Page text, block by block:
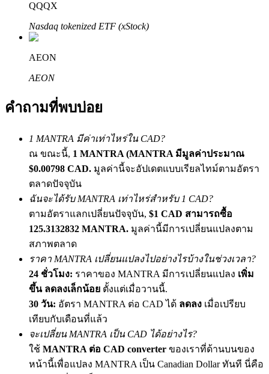
เชิญเพื่อนเพื่อรับรางวัลเงินสด
BTC Welcome Rewards
BTC Welcome Rewards
Deposit & Trade BTC to Share 25000 USDT prize pool!
Deposit CASHCAT & Win
QQQX
Nasdaq tokenized ETF (xStock)
AEON
AEON
คำถามที่พบบ่อย
1 MANTRA มีค่าเท่าไหร่ใน CAD?
ณ ขณะนี้, 1 MANTRA (MANTRA มีมูลค่าประมาณ
$0.00798 CAD. มูลค่านี้จะอัปเดตแบบเรียลไทม์ตามอัตรา
ตลาดปัจจุบัน
ฉันจะได้รับ MANTRA เท่าไหร่สำหรับ 1 CAD?
ตามอัตราแลกเปลี่ยนปัจจุบัน, $1 CAD สามารถซื้อ
125.3132832 MANTRA. มูลค่านี้มีการเปลี่ยนแปลงตาม
สภาพตลาด
ราคา MANTRA เปลี่ยนแปลงไปอย่างไรบ้างในช่วงเวลา?
24 ชั่วโมง: ราคาของ MANTRA มีการเปลี่ยนแปลง เพิ่ม
ขึ้น ลดลงเล็กน้อย ตั้งแต่เมื่อวานนี้.
30 วัน: อัตรา MANTRA ต่อ CAD ได้ ลดลง เมื่อเปรียบ
เทียบกับเดือนที่แล้ว
จะเปลี่ยน MANTRA เป็น CAD ได้อย่างไร?
ใช้ MANTRA ต่อ CAD converter ของเราที่ด้านบนของ
หน้านี้เพื่อแปลง MANTRA เป็น Canadian Dollar ทันที นี่คือ